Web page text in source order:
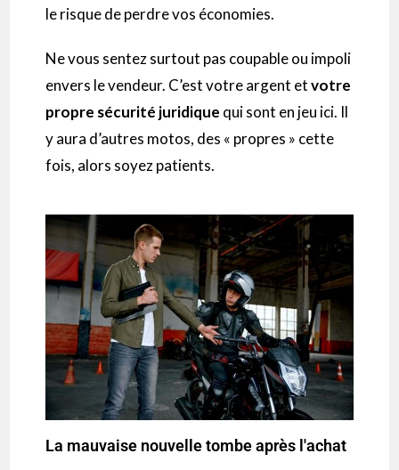
le risque de perdre vos économies.
Ne vous sentez surtout pas coupable ou impoli
envers le vendeur. C’est votre argent etvotre
propre sécurité juridique qui sont en jeu ici. Il
y aura d’autres motos, des « propres » cette
fois, alors soyez patients.
La mauvaise nouvelle tombe après l'achat